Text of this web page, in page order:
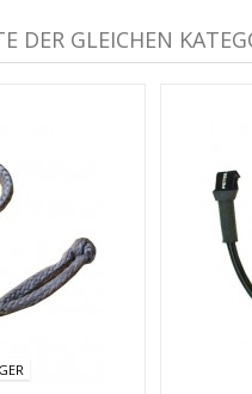
DER GLEICHEN